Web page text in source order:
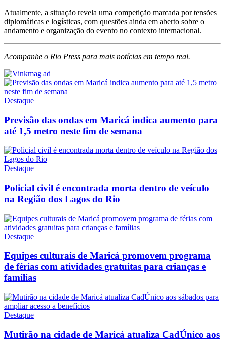
Atualmente, a situação revela uma competição marcada por tensões
diplomáticas e logísticas, com questões ainda em aberto sobre o
andamento e organização do evento no contexto internacional.
Acompanhe o Rio Press para mais notícias em tempo real.
Destaque
Previsão das ondas em Maricá indica aumento para
até 1,5 metro neste fim de semana
Destaque
Policial civil é encontrada morta dentro de veículo
na Região dos Lagos do Rio
Destaque
Equipes culturais de Maricá promovem programa
de férias com atividades gratuitas para crianças e
famílias
Destaque
Mutirão na cidade de Maricá atualiza CadÚnico aos